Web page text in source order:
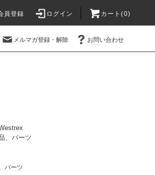
員登録 ログイン カート(0)
メルマガ登録・解除 お問い合わせ
、パーツ
パーツ